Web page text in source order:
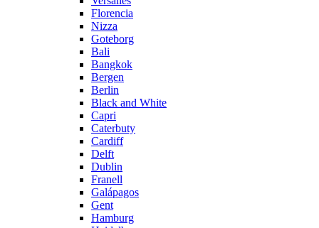
Florencia
Nizza
Goteborg
Bali
Bangkok
Bergen
Berlin
Black and White
Capri
Caterbuty
Cardiff
Delft
Dublin
Franell
Galápagos
Gent
Hamburg